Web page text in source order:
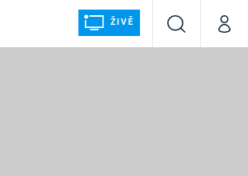
ŽIVĚ
VyhledáváníMůj